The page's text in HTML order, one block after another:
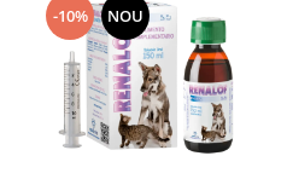
-10% NOU